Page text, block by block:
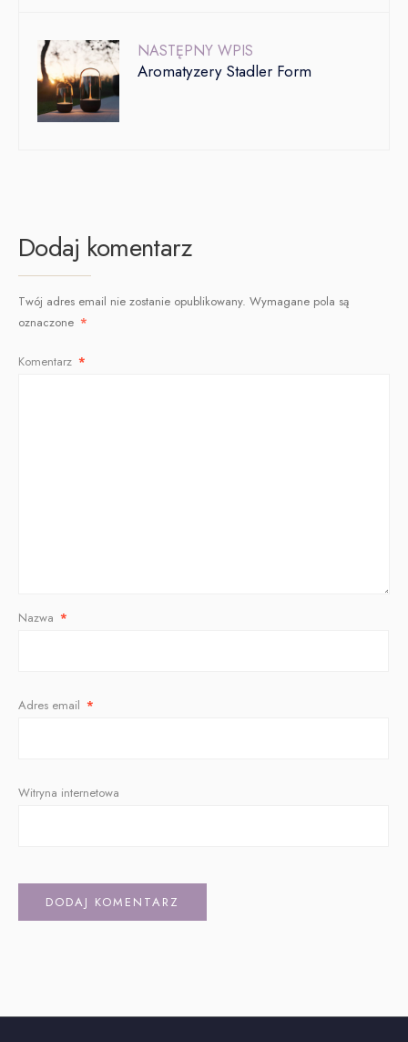
NASTĘPNY WPIS
Aromatyzery Stadler Form
Dodaj komentarz
Twój adres email nie zostanie opublikowany. Wymagane pola są
oznaczone *
Komentarz *
Nazwa *
Adres email *
Witryna internetowa